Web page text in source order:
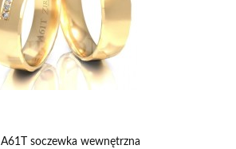
soczewka wewnętrzna